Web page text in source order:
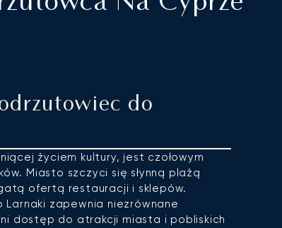
do
życiem kultury, jest czołowym
Miasto szczyci się słynną plażą
ofertą restauracji i sklepów.
zapewnia niezrównane
dostęp do atrakcji miasta i pobliskich